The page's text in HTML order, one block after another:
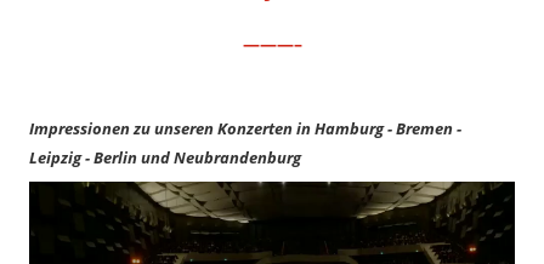
———–
Impressionen zu unseren Konzerten in Hamburg - Bremen -
Leipzig - Berlin und Neubrandenburg